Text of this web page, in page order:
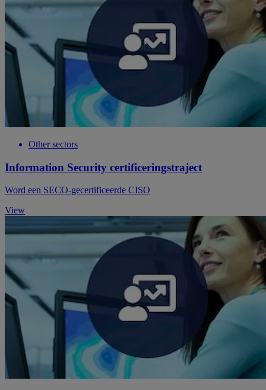
Other sectors
Information Security certificeringstraject
Word een SECO-gecertificeerde CISO
View